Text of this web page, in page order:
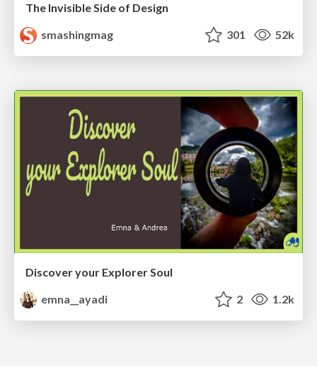
The Invisible Side of Design
smashingmag
301 52k
Discover your Explorer Soul
emna__ayadi
2 1.2k